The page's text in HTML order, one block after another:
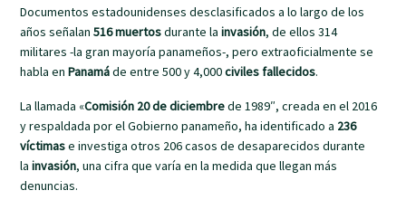
Documentos estadounidenses desclasificados a lo largo de los
años señalan516 muertosdurante lainvasión, de ellos 314
militares -la gran mayoría panameños-, pero extraoficialmente se
habla enPanamáde entre 500 y 4,000civiles fallecidos.
La llamada «Comisión 20 de diciembrede 1989″, creada en el 2016
y respaldada por el Gobierno panameño, ha identificado a 236
víctimase investiga otros 206 casos de desaparecidos durante
lainvasión, una cifra que varía en la medida que llegan más
denuncias.